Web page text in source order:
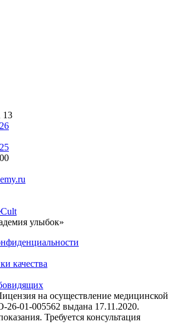
13
Cult
улыбок»
качества
на осуществление медицинской
26-01-005562 выдана 17.11.2020.
Требуется консультация